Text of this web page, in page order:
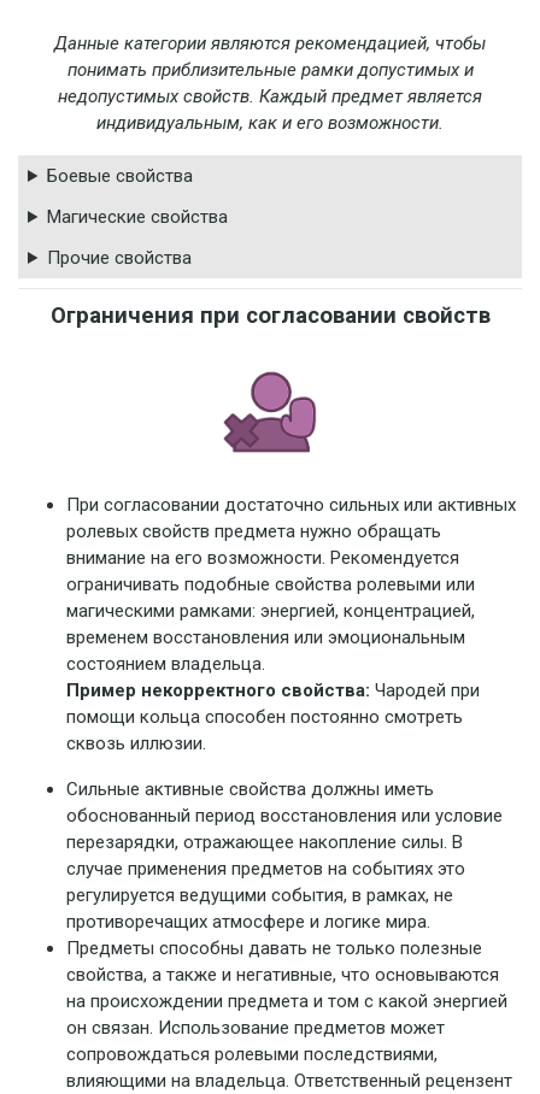
Данные категории являются рекомендацией, чтобы
понимать приблизительные рамки допустимых и
недопустимых свойств. Каждый предмет является
индивидуальным, как и его возможности.
Боевые свойства
Магические свойства
Прочие свойства
Ограничения при согласовании свойств
При согласовании достаточно сильных или активных
ролевых свойств предмета нужно обращать
внимание на его возможности. Рекомендуется
ограничивать подобные свойства ролевыми или
магическими рамками: энергией, концентрацией,
временем восстановления или эмоциональным
состоянием владельца.
Пример некорректного свойства: Чародей при
помощи кольца способен постоянно смотреть
сквозь иллюзии.
Сильные активные свойства должны иметь
обоснованный период восстановления или условие
перезарядки, отражающее накопление силы. В
случае применения предметов на событиях это
регулируется ведущими события, в рамках, не
противоречащих атмосфере и логике мира.
Предметы способны давать не только полезные
свойства, а также и негативные, что основываются
на происхождении предмета и том с какой энергией
он связан. Использование предметов может
сопровождаться ролевыми последствиями,
влияющими на владельца. Ответственный рецензент